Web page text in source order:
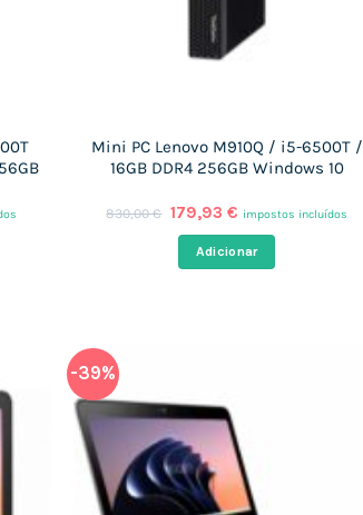
Mini PC Lenovo M910Q / i5-6500T /
16GB DDR4 256GB Windows 10
830,00€ O
original
era:
179,93€ O
preço
atual
é:
impostos incluídos
Adicionar
-39%